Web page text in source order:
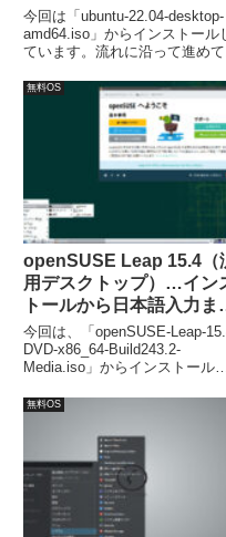
今回は「ubuntu-22.04-desktop-
amd64.iso」からインストール
ています。流れに沿って進めて
し、再起動後は日本語入力が
になります。
無料OS
openSUSE Leap 15.4（
用デスクトップ）…イン
トールから日本語入力ま
で！
今回は、「openSUSE-Leap-
DVD-x86_64-Build243.2-
Media.iso」からインストール
項目が若干多めですが、勝手
ません。また、再起動後は日本
入力できるようになっていまし
た。
無料OS